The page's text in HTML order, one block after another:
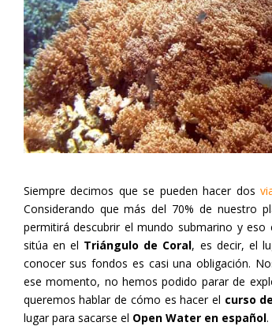
Siempre decimos que se pueden hacer dos
Considerando que más del 70% de nuestro
permitirá descubrir el mundo submarino y eso
sitúa en el Triángulo de Coral, es decir, el
conocer sus fondos es casi una obligación.
ese momento, no hemos podido parar de
queremos hablar de cómo es hacer el curso
lugar para sacarse el Open Water en español.